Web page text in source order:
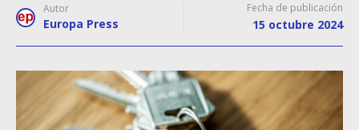
Autor
Europa Press
Fecha de publicación
15 octubre 2024